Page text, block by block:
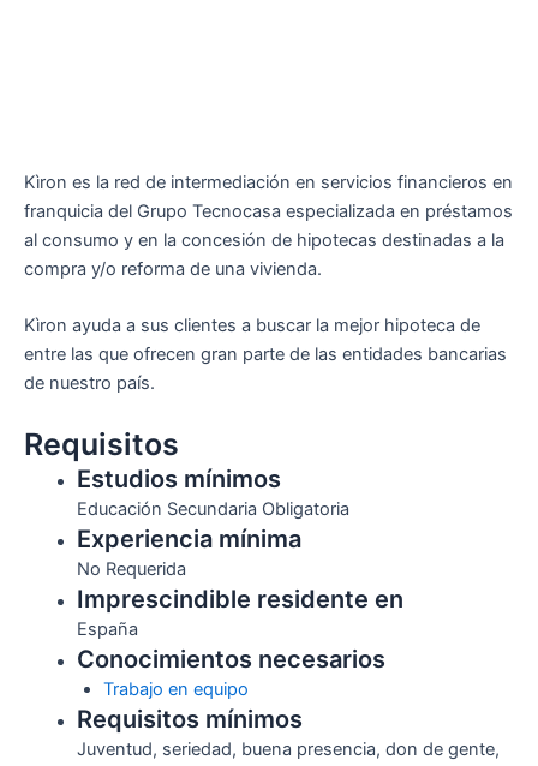
Kìron es la red de intermediación en servicios financieros en
franquicia del Grupo Tecnocasa especializada en préstamos
al consumo y en la concesión de hipotecas destinadas a la
compra y/o reforma de una vivienda.
Kìron ayuda a sus clientes a buscar la mejor hipoteca de
entre las que ofrecen gran parte de las entidades bancarias
de nuestro país.
Requisitos
Estudios mínimos
Educación Secundaria Obligatoria
Experiencia mínima
No Requerida
Imprescindible residente en
España
Conocimientos necesarios
Trabajo en equipo
Requisitos mínimos
Juventud, seriedad, buena presencia, don de gente,